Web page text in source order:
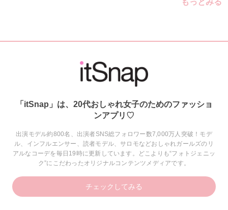
もっとみる
「itSnap」は、20代おしゃれ女子のためのファッショ
ンアプリ♡
出演モデル約800名、出演者SNS総フォロワー数7,000万人突破！モデ
ル、インフルエンサー、読者モデル、サロモなどおしゃれガールズのリ
アルなコーデを毎日19時に更新しています。どこよりも“フォトジェニッ
ク”にこだわったオリジナルコンテンツメディアです。
チェックしてみる